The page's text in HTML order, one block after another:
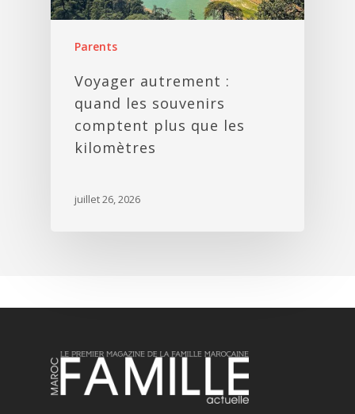
Parents
Voyager autrement :
quand les souvenirs
comptent plus que les
kilomètres
juillet 26, 2026